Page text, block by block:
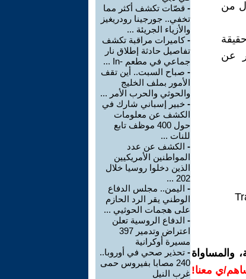
من
عن
والمساواة
ي معنا!
- قصّات تكشف أكثر مما
تخفي.. جورجينا رودريغيز
والأزياء الجريئة ...
-كاميرات مراقبة تكشف
تفاصيل حادثة إطلاق نار
جماعي في مطعم -In ...
- صباح السبت.. أين تقف
الأمور بملف الخليج
والحوثي والحرب الأمر ...
- خبير إسباني شارك في
الكشف عن معلومات
حول 400 موظف تابع
للنات ...
- الكشف عن عدد
المواطنين الأمريكيين
الذين دخلوا روسيا خلال
202 ...
- اليمن.. مجلس الدفاع
الوطني يقر الرد الحازم
على هجمات الحوثيي ...
- الدفاع الروسية تعلن
اعتراض وتدمير 397
مسيرة أوكرانية
- تحذير صحي في أوروبا..
240 مصابا بفيروس حمى
غرب النيل